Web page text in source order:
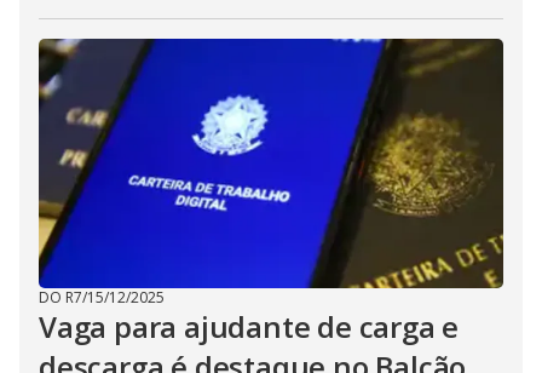
DO R7/15/12/2025
Vaga para ajudante de carga e